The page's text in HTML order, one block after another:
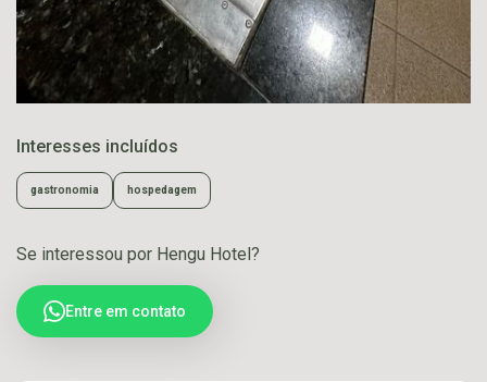
Interesses incluídos
gastronomia hospedagem
Se interessou por Hengu Hotel?
Entre em contato